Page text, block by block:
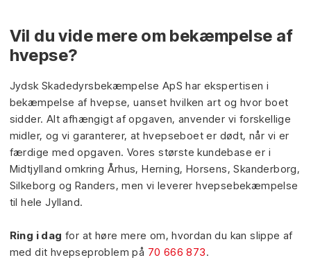
Vil du vide mere om bekæmpelse af
hvepse?
Jydsk Skadedyrsbekæmpelse ApS har ekspertisen i
bekæmpelse af hvepse, uanset hvilken art og hvor boet
sidder. Alt afhængigt af opgaven, anvender vi forskellige
midler, og vi garanterer, at hvepseboet er dødt, når vi er
færdige med opgaven. Vores største kundebase er i
Midtjylland omkring Århus, Herning, Horsens, Skanderborg,
Silkeborg og Randers, men vi leverer hvepsebekæmpelse
til hele Jylland.
Ring i dag for at høre mere om, hvordan du kan slippe af
med dit hvepseproblem på 70 666 873.